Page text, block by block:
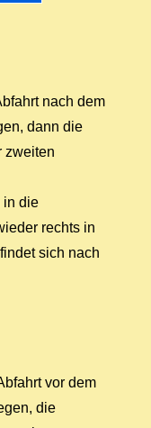
nachdem
danndie
zweiten
indie
rechts in
sich nach
vordem
die